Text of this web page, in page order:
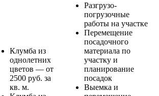
Клумба из
однолетних
цветов — от
2500 руб. за
кв. м.
Разгрузо-
погрузочные
работы на участке
Перемещение
посадочного
материала по
участку и
планирование
посадок
Выемка и